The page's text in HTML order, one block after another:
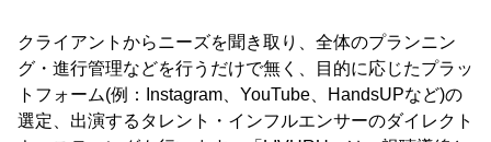
クライアントからニーズを聞き取り、全体のプランニン
グ・進行管理などを行うだけで無く、目的に応じたプラッ
トフォーム(例：Instagram、YouTube、HandsUPなど)の
選定、出演するタレント・インフルエンサーのダイレクト